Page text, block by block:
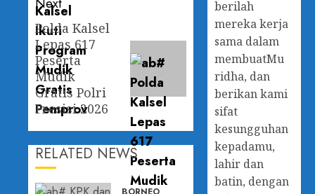
Next
post:
Polda Kalsel
Lepas 617
Peserta
Mudik
Gratis Polri
Presisi 2026
RELATED NEWS
berilah
mereka kerja
sama dalam
membuatMu
ridha, dan
berikan kami
sifat
kesungguhan
kepadamu,
lahir dan
batin, dengan